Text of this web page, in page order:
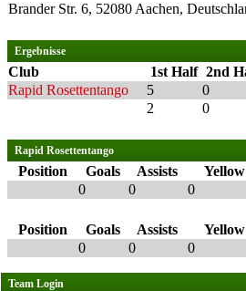
Brander Str. 6, 52080 Aachen,
Ergebnisse
Club 1st Half 2nd
Rapid Rosettentango
5 0
2
0
Rapid Rosettentango
Position Goals Assists
0
0 0
Position Goals Assists
0
0 0
Team Login